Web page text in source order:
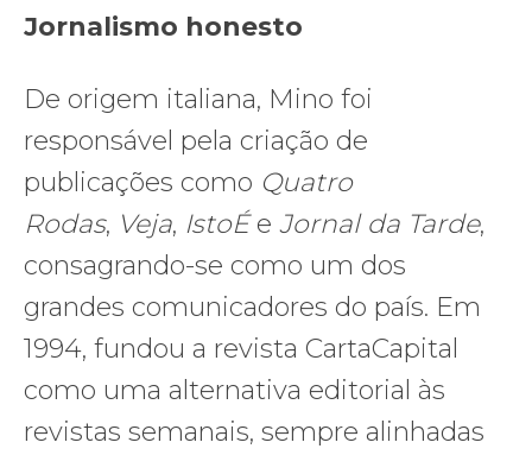
Jornalismo honesto
De origem italiana, Mino foi
responsável pela criação de
publicações como Quatro
Rodas, Veja, IstoÉe Jornal da Tarde,
consagrando-se como um dos
grandes comunicadores do país. Em
1994, fundou a revista CartaCapital
como uma alternativa editorial às
revistas semanais, sempre alinhadas